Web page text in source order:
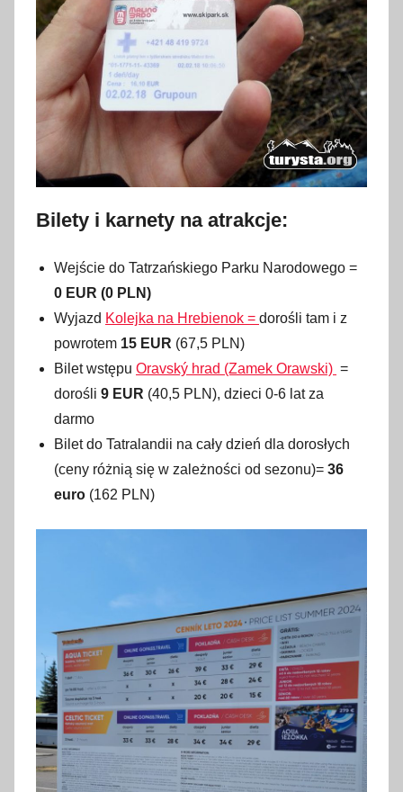
Bilety i karnety na atrakcje:
Wejście do Tatrzańskiego Parku Narodowego =
0 EUR (0 PLN)
Wyjazd Kolejka na Hrebienok = dorośli tam i z
powrotem 15 EUR (67,5 PLN)
Bilet wstępu Oravský hrad (Zamek Orawski) =
dorośli 9 EUR (40,5 PLN), dzieci 0-6 lat za
darmo
Bilet do Tatralandii na cały dzień dla dorosłych
(ceny różnią się w zależności od sezonu)= 36
euro (162 PLN)